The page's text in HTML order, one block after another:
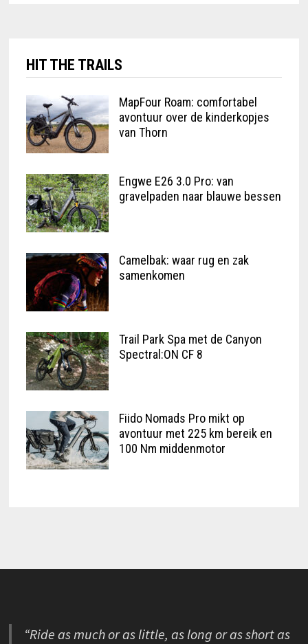
HIT THE TRAILS
MapFour Roam: comfortabel
avontuur over de kinderkopjes
van Thorn
Engwe E26 3.0 Pro: van
gravelpaden naar blauwe bessen
Camelbak: waar rug en zak
samenkomen
Trail Park Spa met de Canyon
Spectral:ON CF 8
Fiido Nomads Pro mikt op
avontuur met 225 km bereik en
100 Nm middenmotor
“Ride as much or as little, as long or as short as